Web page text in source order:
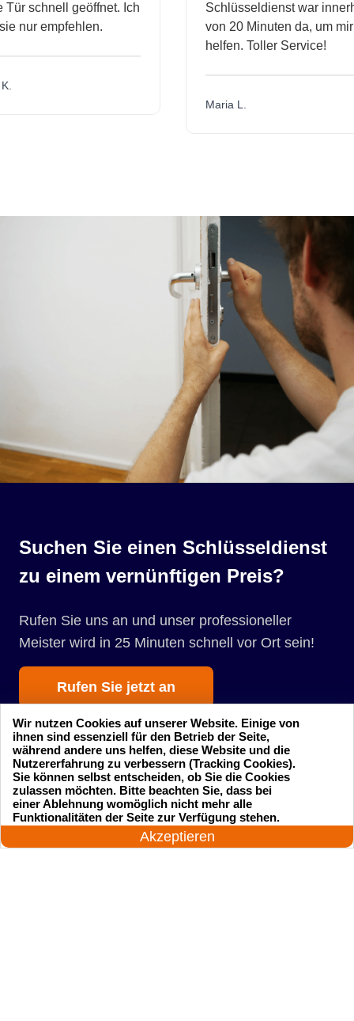
schnell geöffnet. Ich
nur empfehlen.
Schlüsseldienst war
von 20 Minuten da, um mir
helfen. Toller Service!
Maria L.
Suchen Sie einen Schlüsseldienst
zu einem vernünftigen Preis?
Rufen Sie uns an und unser professioneller
Meister wird in 25 Minuten schnell vor Ort sein!
Rufen Sie jetzt an
Startseite Einsatzgebiete
Preise
24 Stunden am Tag
Akzeptieren
Wir nutzen Cookies auf unserer Website. Einige von
ihnen sind essenziell für den Betrieb der Seite,
während andere uns helfen, diese Website und die
Nutzererfahrung zu verbessern (Tracking Cookies).
Sie können selbst entscheiden, ob Sie die Cookies
zulassen möchten. Bitte beachten Sie, dass bei
einer Ablehnung womöglich nicht mehr alle
Funktionalitäten der Seite zur Verfügung stehen.